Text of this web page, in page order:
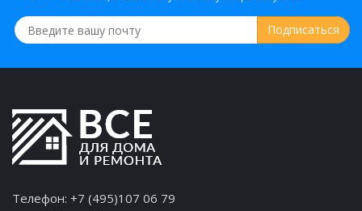
Телефон: +7 (495)107 06 79